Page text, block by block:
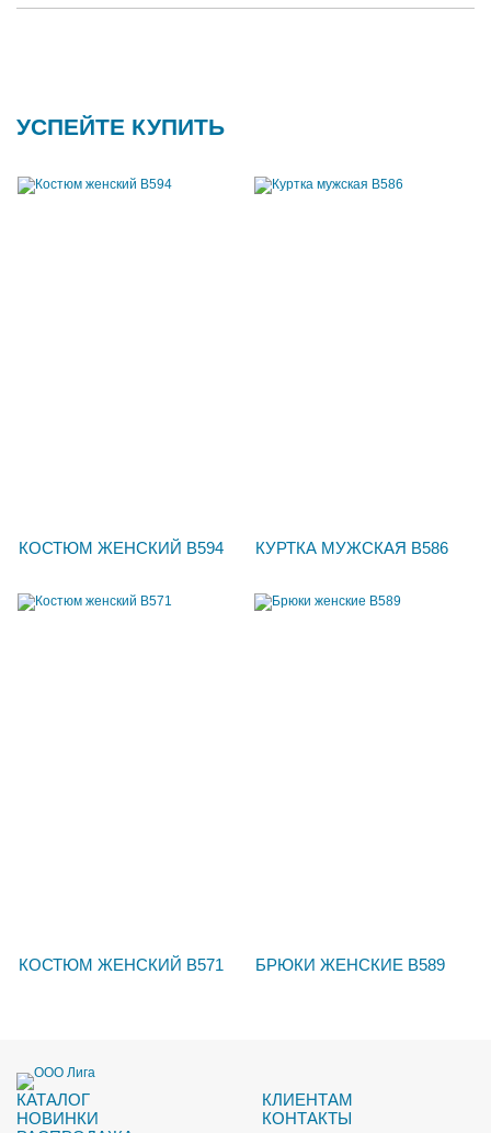
УСПЕЙТЕ КУПИТЬ
КОСТЮМ ЖЕНСКИЙ В594 КУРТКА МУЖСКАЯ В586
КОСТЮМ ЖЕНСКИЙ В571 БРЮКИ ЖЕНСКИЕ В589
КАТАЛОГ
НОВИНКИ
КЛИЕНТАМ
КОНТАКТЫ